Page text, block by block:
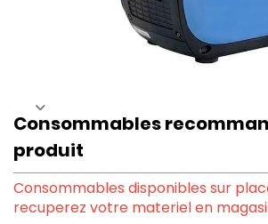
Consommables
produit
Consommables disponibles sur
recuperez votre materiel en